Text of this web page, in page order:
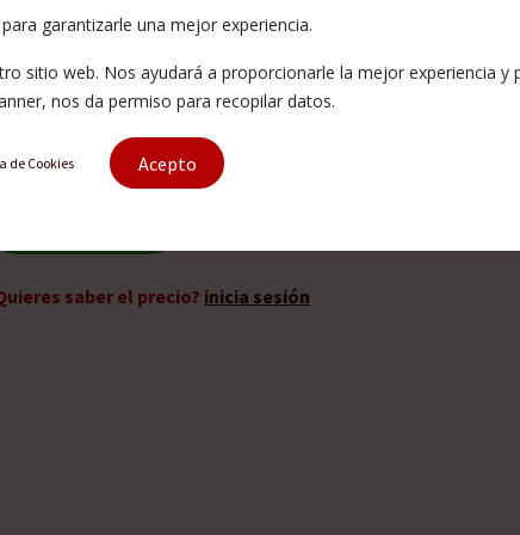
Series
18577
saber el precio? inicia sesión
garantizarle una mejor experiencia.
sitio web. Nos ayudará a proporcionarle la mejor experiencia y
nos da permiso para recopilar datos.
de Cookies Acepto